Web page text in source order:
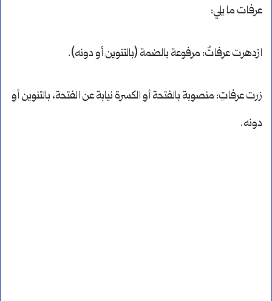
عرفات ما يلي:
ازدهرت عرفاتٌ: مرفوعة بالضمة (بالتنوين أو دونه).
زرت عرفاتِ: منصوبة بالفتحة أو الكسرة نيابة عن الفتحة، بالتنوين أو
دونه.